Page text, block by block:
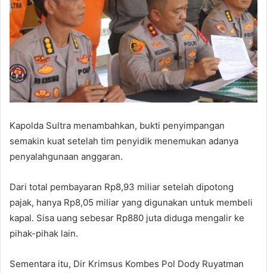
Kapolda Sultra menambahkan, bukti penyimpangan
semakin kuat setelah tim penyidik menemukan adanya
penyalahgunaan anggaran.
Dari total pembayaran Rp8,93 miliar setelah dipotong
pajak, hanya Rp8,05 miliar yang digunakan untuk membeli
kapal. Sisa uang sebesar Rp880 juta diduga mengalir ke
pihak-pihak lain.
Sementara itu, Dir Krimsus Kombes Pol Dody Ruyatman